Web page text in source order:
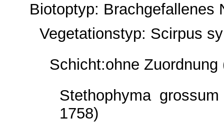
Biotoptyp: Brachgefallenes
Vegetationstyp: Scirpus
Schicht:ohne Zuordnung
Stethophyma
1758)